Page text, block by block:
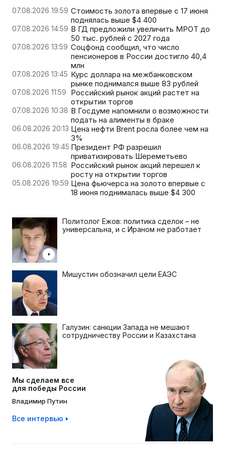
07.08.2026 19:59 Стоимость золота впервые с 17 июня
поднялась выше $4 400
07.08.2026 14:59 В ГД предложили увеличить МРОТ до
50 тыс. рублей с 2027 года
07.08.2026 13:59 Соцфонд сообщил, что число
пенсионеров в России достигло 40,4
млн
07.08.2026 13:45 Курс доллара на межбанковском
рынке поднимался выше 83 рублей
07.08.2026 11:59
Российский рынок акций растет на
открытии торгов
07.08.2026 10:38 В Госдуме напомнили о возможности
подать на алименты в браке
06.08.2026 20:13 Цена нефти Brent росла более чем на
3%
06.08.2026 19:45 Президент РФ разрешил
приватизировать Шереметьево
06.08.2026 11:58 Российский рынок акций перешел к
росту на открытии торгов
05.08.2026 19:59 Цена фьючерса на золото впервые с
18 июня поднималась выше $4 300
Политолог Ежов: политика сделок – не
универсальна, и с Ираном не работает
Мишустин обозначил цели ЕАЭС
Галузин: санкции Запада не мешают
сотрудничеству России и Казахстана
Мы сделаем все
для победы России
Владимир Путин
Все интервью